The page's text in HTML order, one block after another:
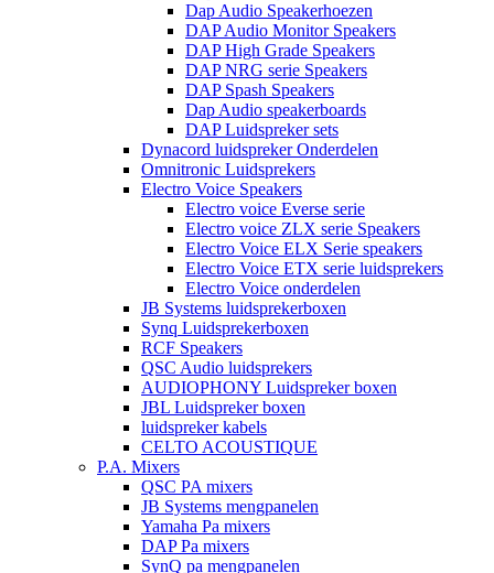
Dap Audio Speakerhoezen
DAP Audio Monitor Speakers
DAP High Grade Speakers
DAP NRG serie Speakers
DAP Spash Speakers
Dap Audio speakerboards
DAP Luidspreker sets
Dynacord luidspreker Onderdelen
Omnitronic Luidsprekers
Electro Voice Speakers
Electro voice Everse serie
Electro voice ZLX serie Speakers
Electro Voice ELX Serie speakers
Electro Voice ETX serie luidsprekers
Electro Voice onderdelen
JB Systems luidsprekerboxen
Synq Luidsprekerboxen
RCF Speakers
QSC Audio luidsprekers
AUDIOPHONY Luidspreker boxen
JBL Luidspreker boxen
luidspreker kabels
CELTO ACOUSTIQUE
P.A. Mixers
QSC PA mixers
JB Systems mengpanelen
Yamaha Pa mixers
DAP Pa mixers
SynQ pa mengpanelen